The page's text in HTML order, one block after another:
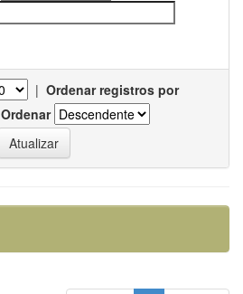
| Ordenar registros por
Ordenar